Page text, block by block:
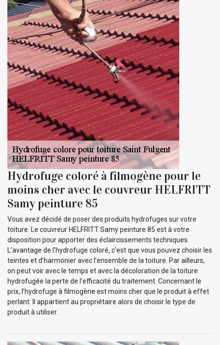
Hydrofuge coloré à filmogène pour le
moins cher avec le couvreur HELFRITT
Samy peinture 85
Vous avez décidé de poser des produits hydrofuges sur votre
toiture. Le couvreur HELFRITT Samy peinture 85 est à votre
disposition pour apporter des éclaircissements techniques.
L’avantage de l’hydrofuge coloré, c’est que vous pouvez choisir les
teintes et d’harmonier avec l’ensemble de la toiture. Par ailleurs,
on peut voir avec le temps et avec la décoloration de la toiture
hydrofugée la perte de l’efficacité du traitement. Concernant le
prix, l’hydrofuge à filmogène est moins cher que le produit à effet
perlant. Il appartient au propriétaire alors de choisir le type de
produit à utiliser.